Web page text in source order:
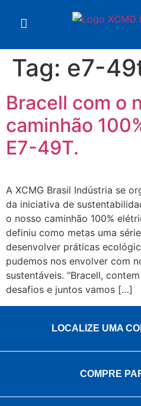
Tag: e7-
Bracell com o
caminhão
E7-49T.
A XCMG Brasil Indústria se
da iniciativa de
o nosso caminhão 100%
definiu como metas uma
desenvolver práticas
pudemos nos envolver com
sustentáveis. “Bracell,
desafios e juntos vamos […]
LOCALIZE UMA
COMPRE